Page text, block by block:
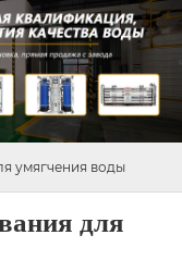
умягчения воды
для